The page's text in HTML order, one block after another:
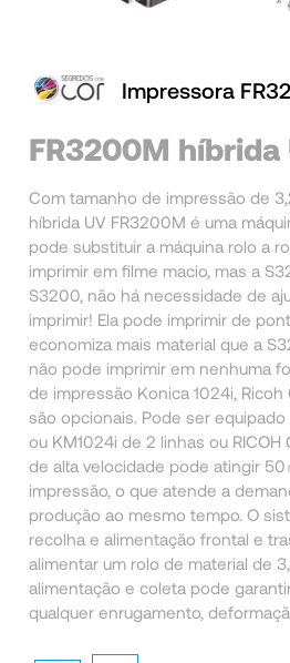
Impressora
FR3200M híbrida
Com tamanho de impressão de
híbrida UV FR3200M é uma
pode substituir a máquina rolo a
imprimir em filme macio, mas a
S3200, não há necessidade de
imprimir! Ela pode imprimir de
economiza mais material que a
não pode imprimir em nenhuma
de impressão Konica 1024i,
são opcionais. Pode ser
ou KM1024i de 2 linhas ou
de alta velocidade pode atingir
impressão, o que atende a
produção ao mesmo tempo. O
recolha e alimentação frontal e
alimentar um rolo de material de
alimentação e coleta pode
qualquer enrugamento,